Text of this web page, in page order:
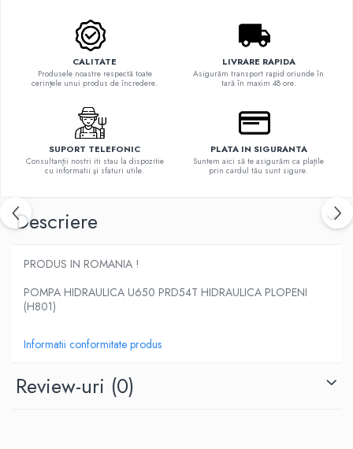
CALITATE
Produsele noastre respectă toate
cerinţele unui produs de încredere.
LIVRARE RAPIDA
Asigurăm transport rapid oriunde în
tară în maxim 48 ore.
SUPORT TELEFONIC
Consultanţii nostri iti stau la dispozitie
cu informatii şi sfaturi utile.
PLATA IN SIGURANTA
Suntem aici să te asigurăm ca plaţile
prin cardul tău sunt sigure.
Descriere
PRODUS IN ROMANIA !
POMPA HIDRAULICA U650 PRD54T HIDRAULICA PLOPENI
(H801)
Informatii conformitate produs
Review-uri (0)